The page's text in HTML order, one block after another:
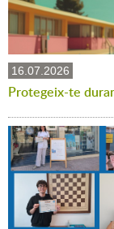
16.07.2026
Protegeix-te